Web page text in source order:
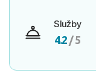
Služby
4.2 / 5